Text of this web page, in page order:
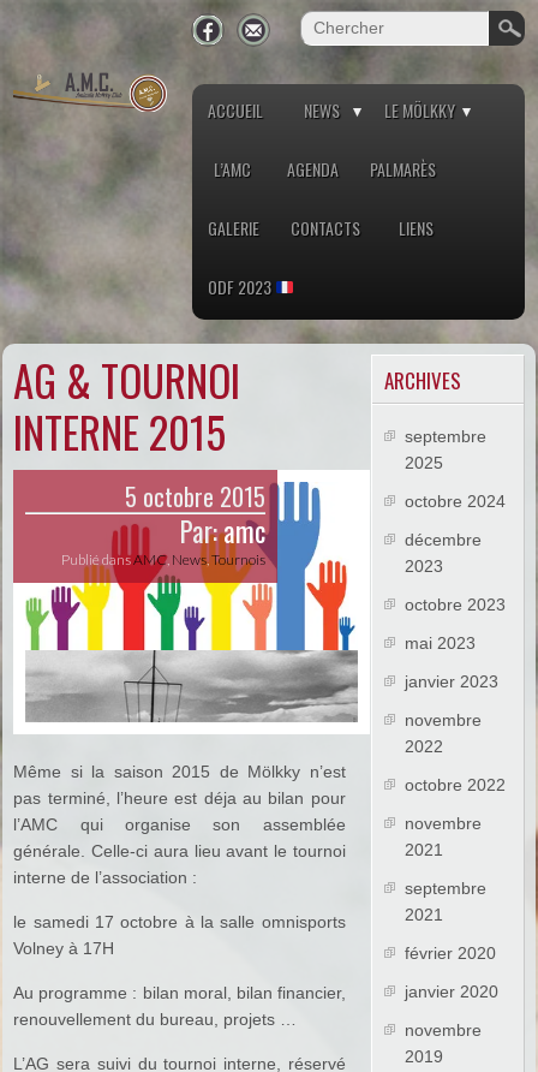
ACCUEIL NEWS LE MÖLKKY
L’AMC AGENDA PALMARÈS
GALERIE CONTACTS LIENS
ODF 2023
AG & TOURNOI
INTERNE 2015
5 octobre 2015
Par:amc
Publié dansAMC, News,Tournois
Même si la saison 2015 de Mölkky n’est
pas terminé, l’heure est déja au bilan pour
l’AMC qui organise son assemblée
générale. Celle-ci aura lieu avant le tournoi
interne de l’association :
le samedi 17 octobre à la salle omnisports
Volney à 17H
Au programme : bilan moral, bilan financier,
renouvellement du bureau, projets …
L’AG sera suivi du tournoi interne, réservé
ARCHIVES
septembre
2025
octobre 2024
décembre
2023
octobre 2023
mai 2023
janvier 2023
novembre
2022
octobre 2022
novembre
2021
septembre
2021
février 2020
janvier 2020
novembre
2019